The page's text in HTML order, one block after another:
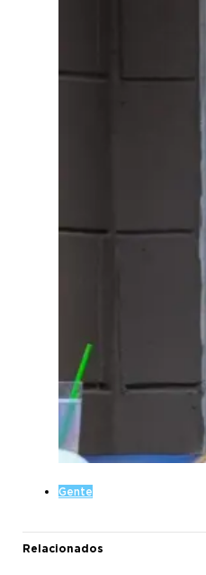
Gente
Relacionados